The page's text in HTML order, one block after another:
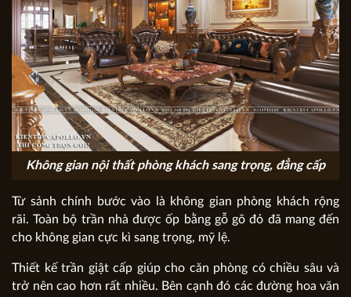
Không gian nội thất phòng khách sang trọng, đẳng cấp
Từ sảnh chính bước vào là không gian phòng khách rộng
rãi. Toàn bộ trần nhà được ốp bằng gỗ gõ đỏ đã mang đến
cho không gian cực kì sang trọng, mỹ lệ.
Thiết kế trần giật cấp giúp cho căn phòng có chiều sâu và
trở nên cao hơn rất nhiều. Bên cạnh đó các đường hoa văn